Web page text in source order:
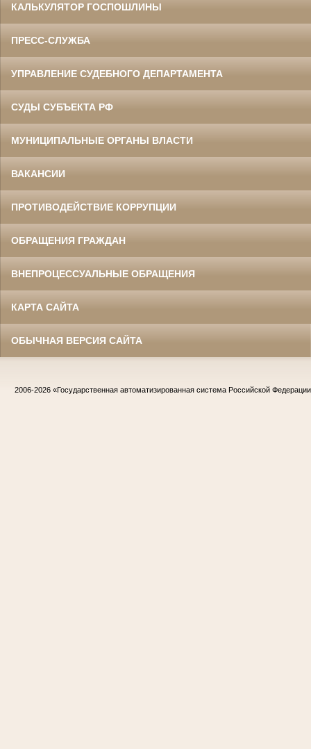
КАЛЬКУЛЯТОР ГОСПОШЛИНЫ
ПРЕСС-СЛУЖБА
УПРАВЛЕНИЕ СУДЕБНОГО ДЕПАРТАМЕНТА
СУДЫ СУБЪЕКТА РФ
МУНИЦИПАЛЬНЫЕ ОРГАНЫ ВЛАСТИ
ВАКАНСИИ
ПРОТИВОДЕЙСТВИЕ КОРРУПЦИИ
ОБРАЩЕНИЯ ГРАЖДАН
ВНЕПРОЦЕССУАЛЬНЫЕ ОБРАЩЕНИЯ
КАРТА САЙТА
ОБЫЧНАЯ ВЕРСИЯ САЙТА
2006-2026 «Государственная автоматизированная система Российской